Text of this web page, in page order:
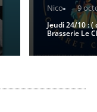
Nico 9
Jeudi 24/10 : (
Brasserie Le